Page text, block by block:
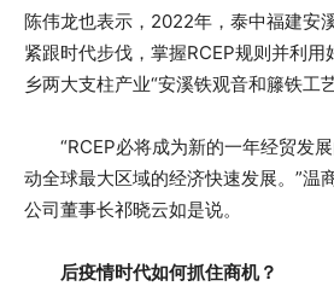
陈伟龙也表示，2022年，泰中福建安
紧跟时代步伐，掌握RCEP规则并利用
乡两大支柱产业“安溪铁观音和籐铁工
“RCEP必将成为新的一年经贸发展
动全球最大区域的经济快速发展。”温
公司董事长祁晓云如是说。
后疫情时代如何抓住商机？